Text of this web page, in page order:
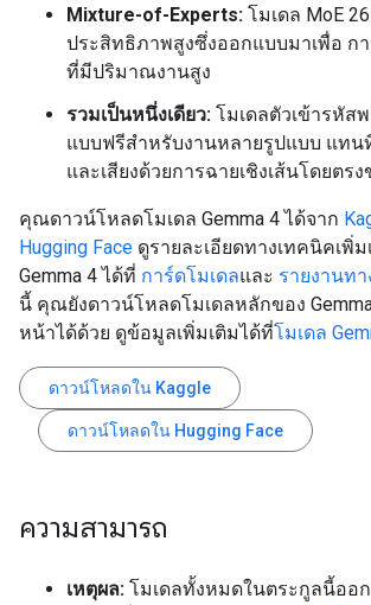
Mixture-of-Experts: โมเดล MoE
ประสิทธิภาพสูงซึ่งออกแบบมาเพื่อ ก
ที่มีปริมาณงานสูง
รวมเป็นหนึ่งเดียว: โมเดลตัวเข้ารหัส
แบบฟรีสำหรับงานหลายรูปแบบ แทน
และเสียงด้วยการฉายเชิงเส้นโดยตร
คุณดาวน์โหลดโมเดล Gemma 4 ได้จาก
Hugging Face ดูรายละเอียดทางเทคนิคเพิ่ม
Gemma 4 ได้ที่ การ์ดโมเดลและ รายงานท
นี้ คุณยังดาวน์โหลดโมเดลหลักของ
หน้าได้ด้วย ดูข้อมูลเพิ่มเติมได้ที่โมเดล
ดาวน์โหลดใน Kaggle
ดาวน์โหลดใน Hugging Face
ความสามารถ
เหตุผล: โมเดลทั้งหมดในตระกูลนี้ออ